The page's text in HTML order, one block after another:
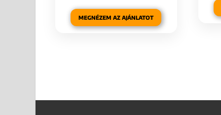
MEGNÉZEM AZ AJÁNLATOT